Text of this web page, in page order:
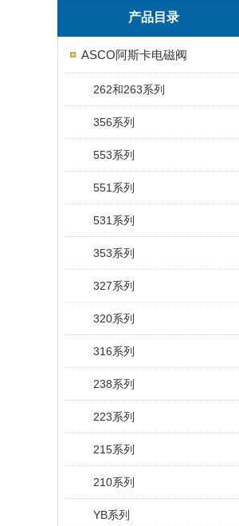
产品目录
ASCO阿斯卡电磁阀
262和263系列
356系列
553系列
551系列
531系列
353系列
327系列
320系列
316系列
238系列
223系列
215系列
210系列
YB系列